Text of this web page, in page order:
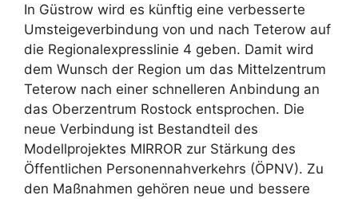
In Güstrow wird es künftig eine verbesserte
Umsteigeverbindung von und nach Teterow auf
die Regionalexpresslinie 4 geben. Damit wird
dem Wunsch der Region um das Mittelzentrum
Teterow nach einer schnelleren Anbindung an
das Oberzentrum Rostock entsprochen. Die
neue Verbindung ist Bestandteil des
Modellprojektes MIRROR zur Stärkung des
Öffentlichen Personennahverkehrs (ÖPNV). Zu
den Maßnahmen gehören neue und bessere